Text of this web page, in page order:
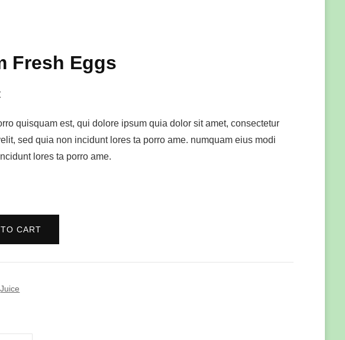
Fresh Eggs
quisquam est, qui dolore ipsum quia dolor sit amet, consectetur
sed quia non incidunt lores ta porro ame. numquam eius modi
lores ta porro ame.
CART
Juice